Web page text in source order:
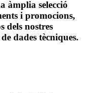
àmplia selecció
i promocions,
dels nostres
dades tècniques.